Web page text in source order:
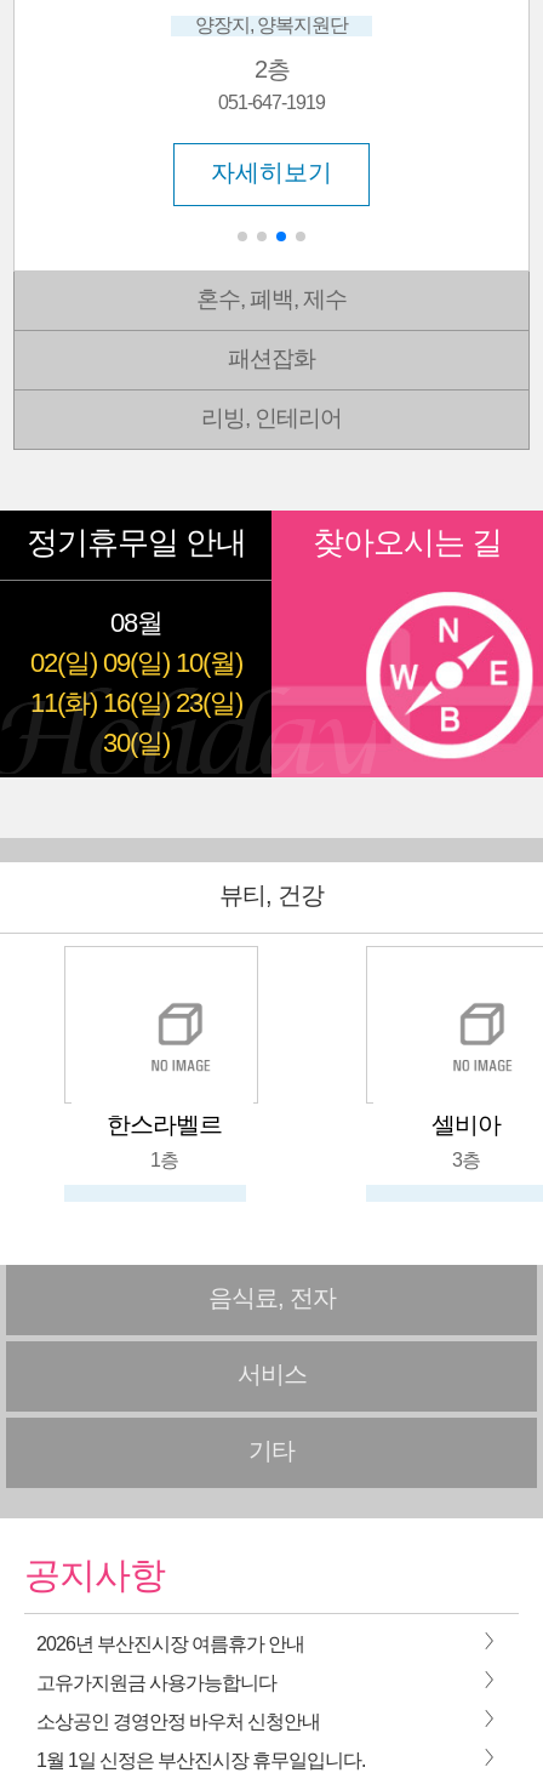
양장지, 양복지원단
2층
051-647-1919
자세히보기
혼수, 폐백, 제수
패션잡화
리빙, 인테리어
정기휴무일 안내
08월
02(일) 09(일) 10(월)
11(화) 16(일) 23(일)
30(일)
찾아오시는 길
뷰티, 건강
한스라벨르
1층
셀비아
3층
음식료, 전자
서비스
기타
공지사항
2026년 부산진시장 여름휴가 안내 >
고유가지원금 사용가능합니다 >
소상공인 경영안정 바우처 신청안내 >
1월 1일 신정은 부산진시장 휴무일입니다. >